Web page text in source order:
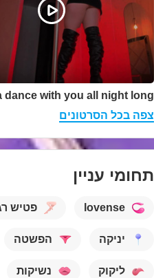
צפה בכל הסרטונים
תחומי עניין
lovense פטיש
יניקה הפשטה
ליקוק נשיקות